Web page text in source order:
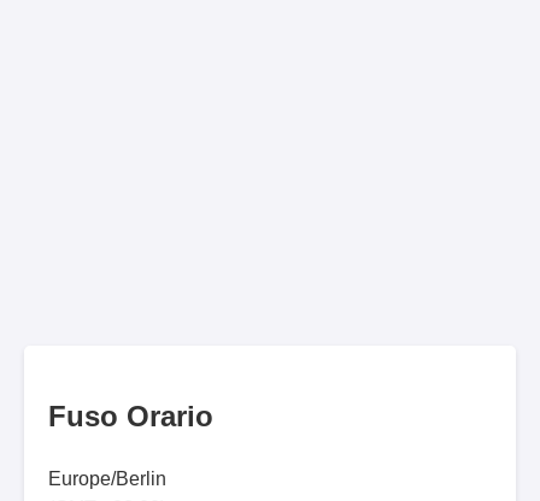
Fuso Orario
Europe/Berlin